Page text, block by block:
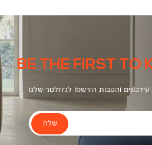
BE THE FIRST TO
והטבות הירשמו לניוזלטר שלנו
שלח